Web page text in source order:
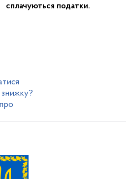
сплачуються податки.